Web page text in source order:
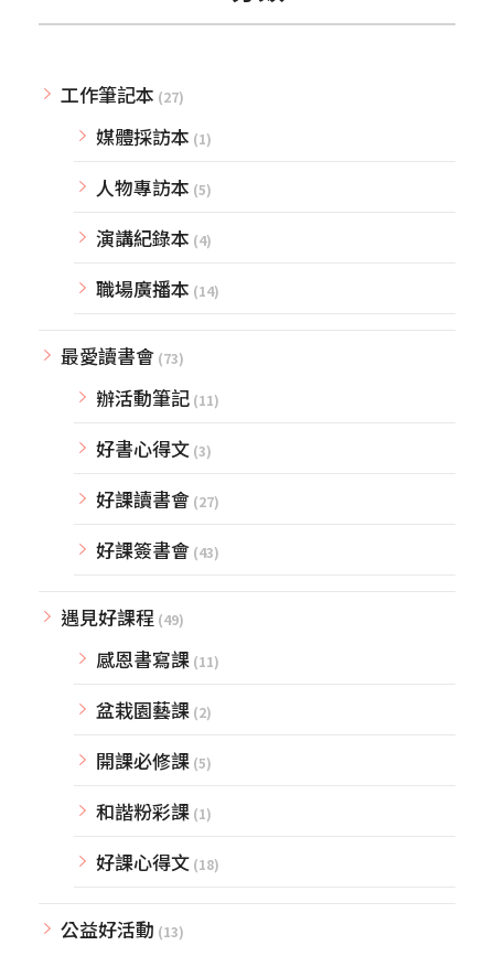
工作筆記本 (27)
媒體採訪本 (1)
人物專訪本 (5)
演講紀錄本 (4)
職場廣播本 (14)
最愛讀書會 (73)
辦活動筆記 (11)
好書心得文 (3)
好課讀書會 (27)
好課簽書會 (43)
遇見好課程 (49)
感恩書寫課 (11)
盆栽園藝課 (2)
開課必修課 (5)
和諧粉彩課 (1)
好課心得文 (18)
公益好活動 (13)